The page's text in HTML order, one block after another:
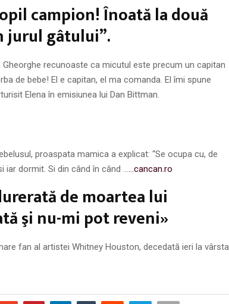
campion! Înoată la două
jurul gâtului”.
Gheorghe recunoaste ca micutul este precum un capitan
de bebe! El e capitan, el ma comanda. El îmi spune
Elena în emisiunea lui Dan Bittman.
proaspata mamica a explicat: “Se ocupa cu, de
dormit. Si din când în când …
…cancan.ro
de moartea lui
şi nu-mi pot reveni»
fan al artistei Whitney Houston, decedată ieri la vârsta